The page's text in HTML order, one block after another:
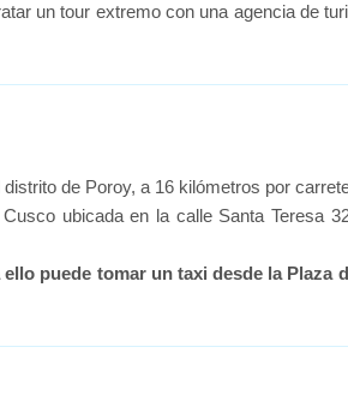
un tour extremo con una agencia de
de Poroy, a 16 kilómetros por
ubicada en la calle Santa Teresa
puede tomar un taxi desde la